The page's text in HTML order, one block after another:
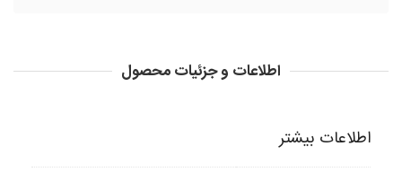
اطلاعات و جزئیات محصول
اطلاعات بیشتر